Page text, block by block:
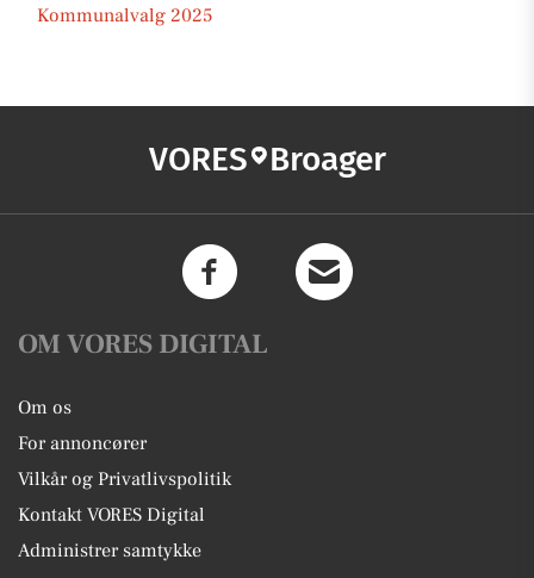
Kommunalvalg 2025
VORES Broager
OM VORES DIGITAL
Om os
For annoncører
Vilkår og Privatlivspolitik
Kontakt VORES Digital
Administrer samtykke